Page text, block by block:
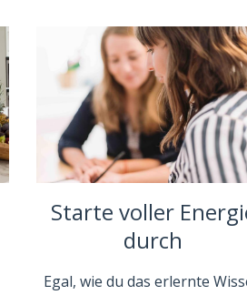
Starte voller
durch
Egal, wie du das erlernte